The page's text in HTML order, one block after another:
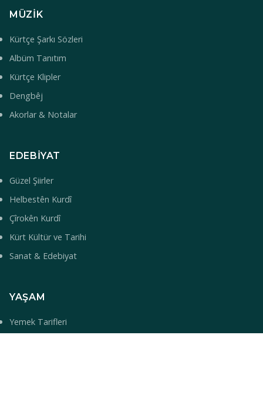
MÜZIK
Kürtçe Şarkı Sözleri
Albüm Tanıtım
Kürtçe Klipler
Dengbêj
Akorlar & Notalar
EDEBIYAT
Güzel Şiirler
Helbestên Kurdî
Çîrokên Kurdî
Kürt Kültür ve Tarihi
Sanat & Edebiyat
YAŞAM
Yemek Tarifleri